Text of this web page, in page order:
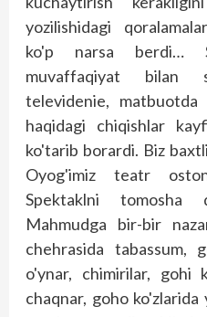
yozilishidagi
ko'p narsa berdi…
muvaffaqiyat bilan
televidenie,
haqidagi chiqishlar
ko'tarib borardi. Biz
Oyog'imiz teatr
Spektakl­­ni tomosha
Mahmudga bir-bir
chehrasida tabassum,
o'ynar, chimirilar, gohi
chaqnar, goho